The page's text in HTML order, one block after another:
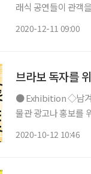
래식 공연들이 관객
2020-12-11 09:00
브라보 독자를
● Exhibition ◇남겨진, 미술, 쓰여질, 포스터 일정 10월 24일까지 장소 김달진미술자료박
물관 광고나 홍보를
2020-10-12 10:46